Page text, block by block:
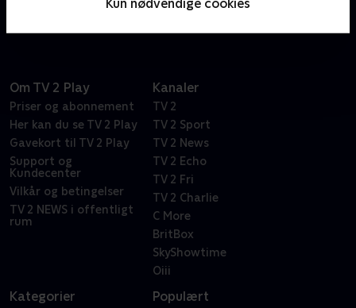
Kun nødvendige cookies
Om TV 2 Play
Priser og abonnement
Her kan du se TV 2 Play
Gavekort til TV 2 Play
Support og
Kundecenter
Vilkår og betingelser
TV 2 NEWS i offentligt
rum
Kanaler
TV 2
TV 2 Sport
TV 2 News
TV 2 Echo
TV 2 Fri
TV 2 Charlie
C More
BritBox
SkyShowtime
Oiii
Kategorier Populært